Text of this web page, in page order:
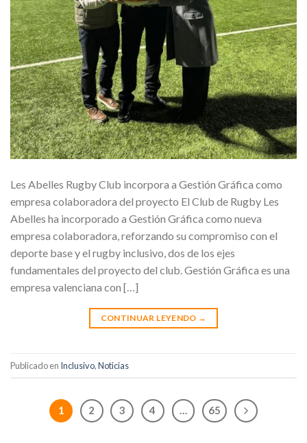
Les Abelles Rugby Club incorpora a Gestión Gráfica como
empresa colaboradora del proyecto El Club de Rugby Les
Abelles ha incorporado a Gestión Gráfica como nueva
empresa colaboradora, reforzando su compromiso con el
deporte base y el rugby inclusivo, dos de los ejes
fundamentales del proyecto del club. Gestión Gráfica es una
empresa valenciana con […]
CONTINUAR LEYENDO →
Publicado en Inclusivo,Noticias
1 2 3 4 … 65